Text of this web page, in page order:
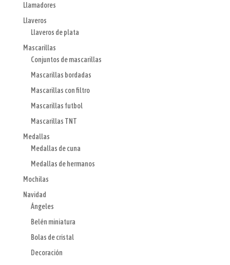
Llamadores
Llaveros
Llaveros de plata
Mascarillas
Conjuntos de mascarillas
Mascarillas bordadas
Mascarillas con filtro
Mascarillas futbol
Mascarillas TNT
Medallas
Medallas de cuna
Medallas de hermanos
Mochilas
Navidad
Ángeles
Belén miniatura
Bolas de cristal
Decoración